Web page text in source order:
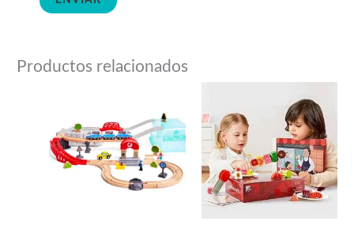
Productos relacionados